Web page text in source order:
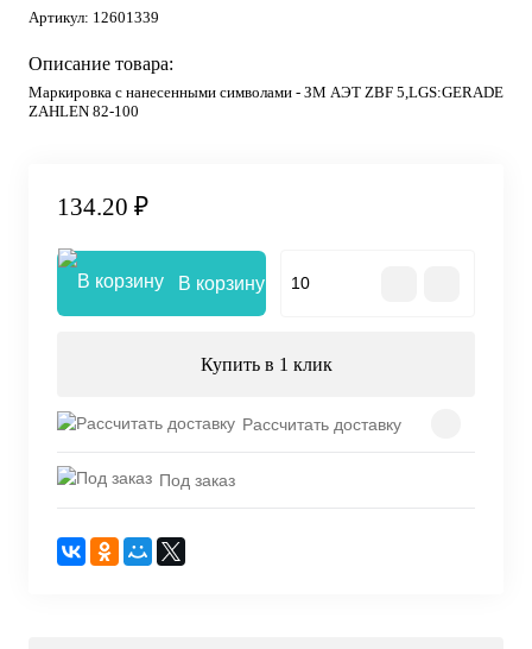
Артикул: 12601339
Описание товара:
Маркировка с нанесенными символами - ЗМ АЭТ ZBF 5,LGS:GERADE
ZAHLEN 82-100
134.20 ₽
В корзину
Купить в 1 клик
Рассчитать доставку
Под заказ